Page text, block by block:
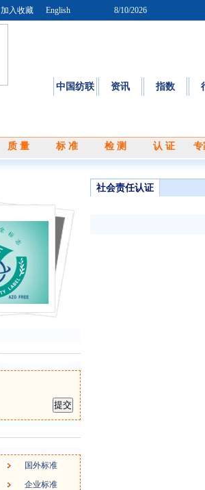
加入收藏 English 8/10/2026
中国纺联 资讯 指数
质 量 标 准 检 测 认 证 专
国外标准
企业标准
社会责任认证